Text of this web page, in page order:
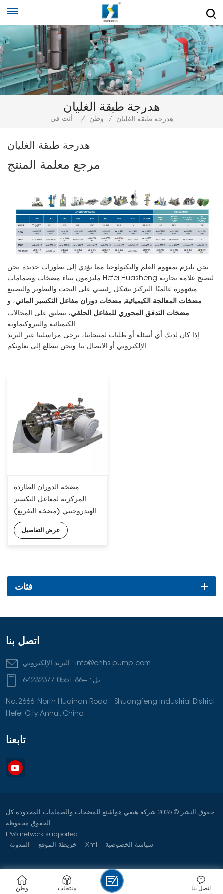
هدرجة طبقة الغليان
أنت في : / وطن / هدرجة طبقة الغليان
هدرجة طبقة الغليان
مرجع معلمة المنتج
نحن نلتزم بمفهوم العلم والتكنولوجيا مما يؤدي إلى تطورات جديدة. نحن
ملتزمون ببناء مضخات وصمامات Hefei Huasheng لتصبح علامة تجارية
مشهورة عالميًا. التركيز بشكل رئيسي على البحث والتطوير والتصنيع
مضخات المعالجة الكيميائية, مضخات دوران مفاعل التكسير المائي، و
مضخات التدفق المحوري للمفاعل الحلقي، ينطبق على المجالات
الكيميائية والبتروكيماوية.
إذا كان لديك أي أسئلة أو طلبات لمنتجاتنا، يرجى مراسلتنا عبر البريد
الإلكتروني أو الاتصال بنا. ونحن نتطلع إلى تعاونكم.
مضخة الدوران الطاردة
المركزية لمفاعل التكسير
الهيدروجيني (مضخة التفريغ)
عرض التفاصيل
فئات
اتصل بنا
البريد الإلكتروني : info@cnhs-pump.com
تل : +86 0551-64232377
No. 2666, North Huainan Road，Shuangfeng Industrial District,
Hefei City, Anhui, China.
تابعنا
حقوق النشر © 2026 شركة هيفي هواشنغ للمضخات والصمامات المحدودة كل
الحقوق محفوظة.
IPv6 network supported.
المدونة
خريطة الموقع Xml سياسة الخصوصية
وطن منتجات اتصل بنا